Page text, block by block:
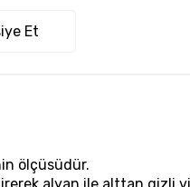
Et
ölçüsüdür.